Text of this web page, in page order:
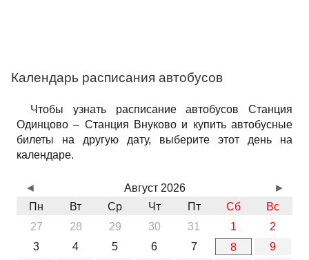
Календарь расписания автобусов
Чтобы узнать расписание автобусов Станция
Одинцово – Станция Внуково и купить автобусные
билеты на другую дату, выберите этот день на
календаре.
Август 2026
Пн
Вт Ср Чт Пт Сб
Вс
27
28 29 30 31 1
2
3
4 5 6 7 8
9
◄ ►